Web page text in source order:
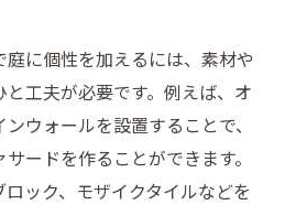
に個性を加えるには、素材や
工夫が必要です。例えば、オ
ウォールを設置することで、
ードを作ることができます。
ック、モザイクタイルなどを